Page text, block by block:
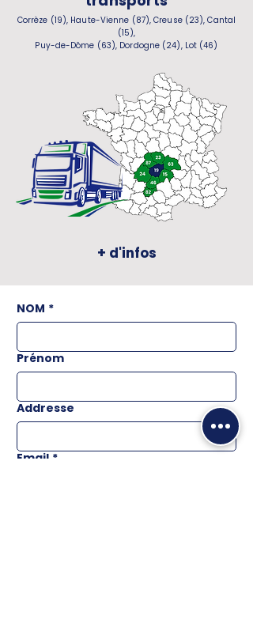
Corrèze (19), Haute-Vienne (87), Creuse (23), Cantal
(15),
Puy-de-Dôme (63), Dordogne (24), Lot (46)
+ d'infos
NOM *
Prénom
Addresse
Email *